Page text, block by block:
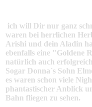
ich will Dir nur ganz
waren bei herrlichen
Arishi und dein Aladin
ebenfalls eine "Goldene
natürlich auch
Sogar Donna´s Sohn
es waren schon viele
phantastischer Anblick
Bahn fliegen zu sehen.